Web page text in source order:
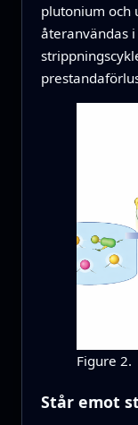
plutonium och
återanvändas
Figure 2.
Står emot